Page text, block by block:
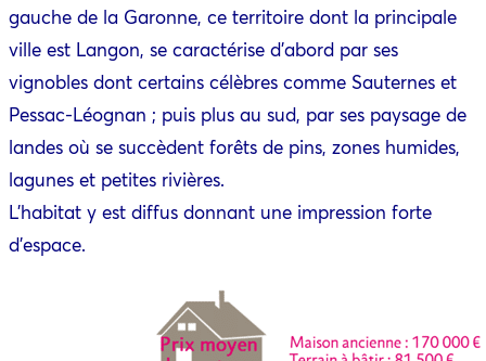
gauche de la Garonne, ce territoire dont la principale
ville est Langon, se caractérise d’abord par ses
vignobles dont certains célèbres comme Sauternes et
Pessac-Léognan ; puis plus au sud, par ses paysage de
landes où se succèdent forêts de pins, zones humides,
lagunes et petites rivières.
L’habitat y est diffus donnant une impression forte
d’espace.